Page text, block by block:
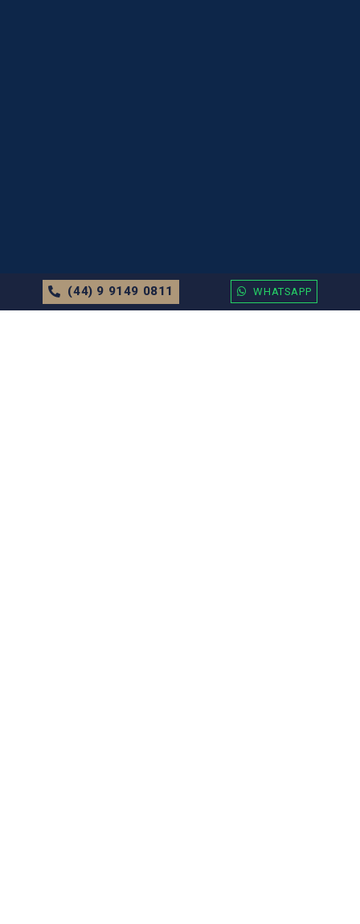
(44) 9 9149 0811 WHATSAPP